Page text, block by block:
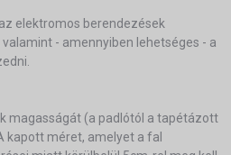
elektromos berendezések
- amennyiben lehetséges - a
magasságát (a padlótól a tapétázott
méret, amelyet a fal